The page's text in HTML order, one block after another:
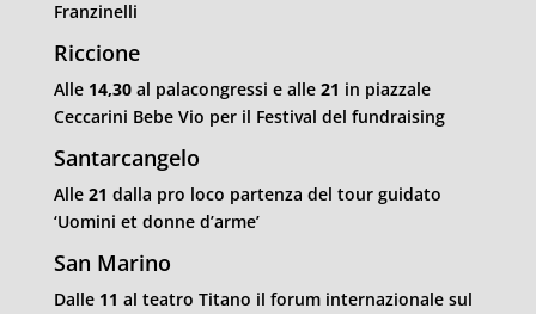
Franzinelli
Riccione
Alle 14,30al palacongressi e alle 21 in piazzale
Ceccarini Bebe Vio per il Festival del fundraising
Santarcangelo
Alle 21 dalla pro loco partenza del tour guidato
‘Uomini et donne d’arme’
San Marino
Dalle 11 al teatro Titano il forum internazionale sul